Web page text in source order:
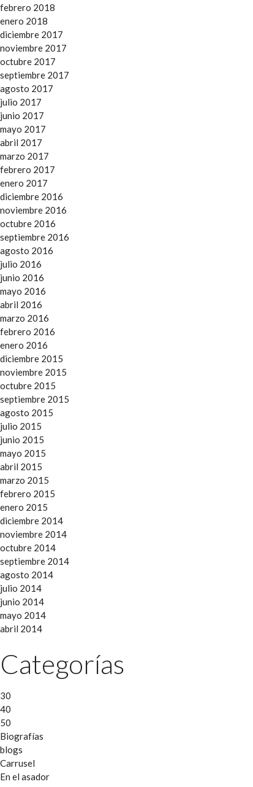
febrero 2018
enero 2018
diciembre 2017
noviembre 2017
octubre 2017
septiembre 2017
agosto 2017
julio 2017
junio 2017
mayo 2017
abril 2017
marzo 2017
febrero 2017
enero 2017
diciembre 2016
noviembre 2016
octubre 2016
septiembre 2016
agosto 2016
julio 2016
junio 2016
mayo 2016
abril 2016
marzo 2016
febrero 2016
enero 2016
diciembre 2015
noviembre 2015
octubre 2015
septiembre 2015
agosto 2015
julio 2015
junio 2015
mayo 2015
abril 2015
marzo 2015
febrero 2015
enero 2015
diciembre 2014
noviembre 2014
octubre 2014
septiembre 2014
agosto 2014
julio 2014
junio 2014
mayo 2014
abril 2014
Categorías
30
40
50
Biografías
blogs
Carrusel
En el asador